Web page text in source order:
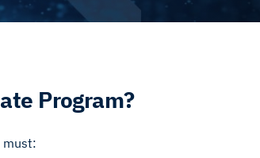
Program?
must: